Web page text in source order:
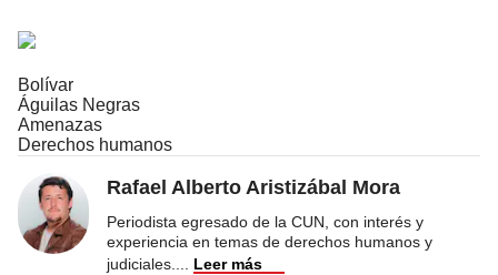
Bolívar
Águilas Negras
Amenazas
Derechos humanos
Rafael Alberto Aristizábal Mora
Periodista egresado de la CUN, con interés y
experiencia en temas de derechos humanos y
judiciales.
Leer más